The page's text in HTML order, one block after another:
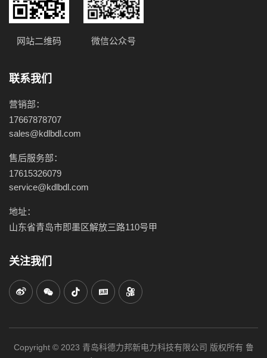
网站二维码 微信公众号
联系我们
营销部：
17667878707
sales@kdlbdl.com
售后服务部：
17615326079
service@kdlbdl.com
地址：
山东省青岛市即墨区解放三路110号甲
关注我们
Copyright © 2023 青岛科德力邦新电力科技有限公司 版权所有 鲁